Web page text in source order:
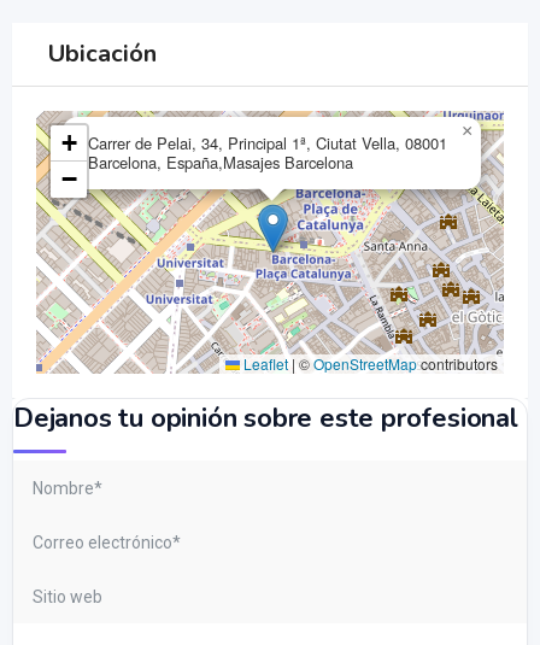
Ubicación
Carrer de Pelai, 34, Principal 1ª, Ciutat Vella, 08001
Barcelona, España,Masajes Barcelona
×
+
−
Leaflet | ©OpenStreetMapcontributors
Dejanos tu opinión sobre este profesional